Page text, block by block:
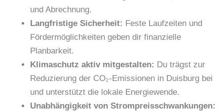
und Abrechnung.
Langfristige Sicherheit: Feste Laufzeiten und
Fördermöglichkeiten geben dir finanzielle
Planbarkeit.
Klimaschutz aktiv mitgestalten: Du trägst zur
Reduzierung der CO₂-Emissionen in Duisburg bei
und unterstützt die lokale Energiewende.
Unabhängigkeit von Strompreisschwankungen: